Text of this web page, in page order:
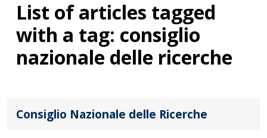
List of articles tagged
with a tag: consiglio
nazionale delle ricerche
Consiglio Nazionale delle Ricerche